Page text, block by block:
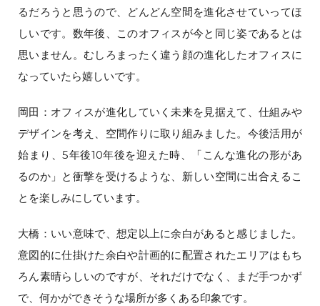
るだろうと思うので、どんどん空間を進化させていってほ
しいです。数年後、このオフィスが今と同じ姿であるとは
思いません。むしろまったく違う顔の進化したオフィスに
なっていたら嬉しいです。
岡田：オフィスが進化していく未来を見据えて、仕組みや
デザインを考え、空間作りに取り組みました。今後活用が
始まり、5年後10年後を迎えた時、「こんな進化の形があ
るのか」と衝撃を受けるような、新しい空間に出合えるこ
とを楽しみにしています。
大橋：いい意味で、想定以上に余白があると感じました。
意図的に仕掛けた余白や計画的に配置されたエリアはもち
ろん素晴らしいのですが、それだけでなく、まだ手つかず
で、何かができそうな場所が多くある印象です。